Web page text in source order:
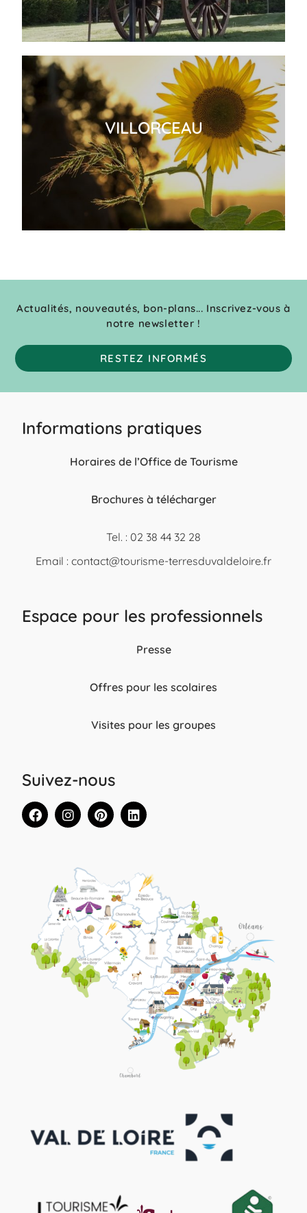
VILLORCEAU
Actualités, nouveautés, bon-plans... Inscrivez-vous à
notre newsletter !
RESTEZ INFORMÉS
Informations pratiques
Horaires de l’Office de Tourisme
Brochures à télécharger
Tel. : 02 38 44 32 28
Email : contact@tourisme-terresduvaldeloire.fr
Espace pour les professionnels
Presse
Offres pour les scolaires
Visites pour les groupes
Suivez-nous